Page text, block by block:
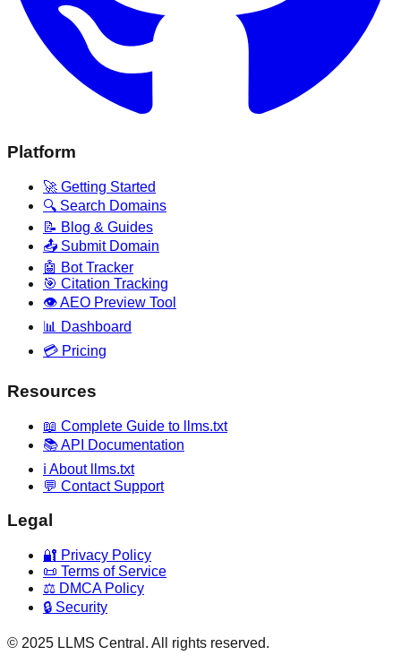
Platform
🚀 Getting Started
🔍 Search Domains
📝 Blog & Guides
📤 Submit Domain
🤖 Bot Tracker
🎯 Citation Tracking
👁️ AEO Preview Tool
📊 Dashboard
💳 Pricing
Resources
📖 Complete Guide to llms.txt
📚 API Documentation
ℹ️ About llms.txt
💬 Contact Support
Legal
🔐 Privacy Policy
📜 Terms of Service
⚖️ DMCA Policy
🔒 Security
© 2025 LLMS Central. All rights reserved.